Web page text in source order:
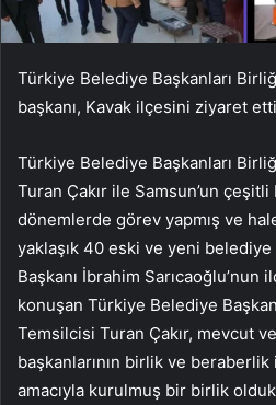
Türkiye Belediye Başkanları
başkanı, Kavak ilçesini ziyaret
Türkiye Belediye Başkanları
Turan Çakır ile Samsun’un
dönemlerde görev yapmış ve
yaklaşık 40 eski ve yeni belediye
Başkanı İbrahim Sarıcaoğlu’nun
konuşan Türkiye Belediye
Temsilcisi Turan Çakır, mevcut
başkanlarının birlik ve beraberlik
amacıyla kurulmuş bir birlik